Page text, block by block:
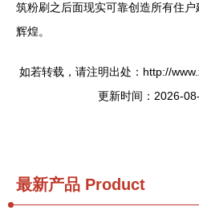
筑粉刷之后面现实可靠创造所有住
辉煌。
如若转载，请注明出处：http://
更新时间：2026-
最新产品 Product